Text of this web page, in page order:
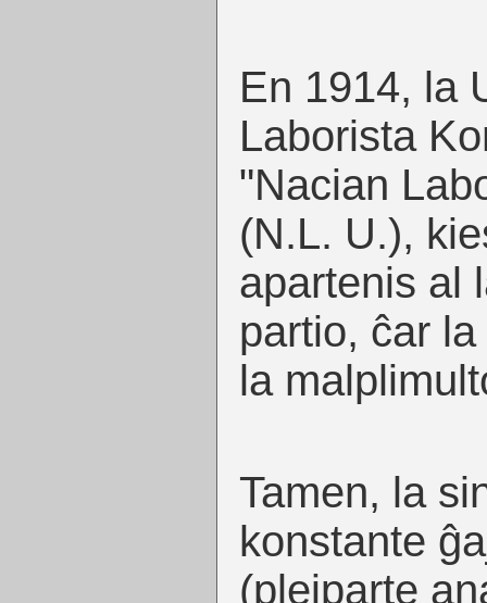
En 1914, la
Laborista
"Nacian
(N.L. U.),
apartenis al
partio, ĉar
la
Tamen, la
konstante
(plejparte